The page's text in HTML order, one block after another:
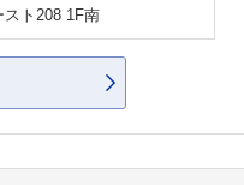
スト208 1F南